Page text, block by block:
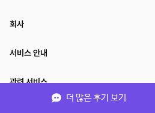
더 많은 후기 보기
회사
서비스 안내
관련 서비스